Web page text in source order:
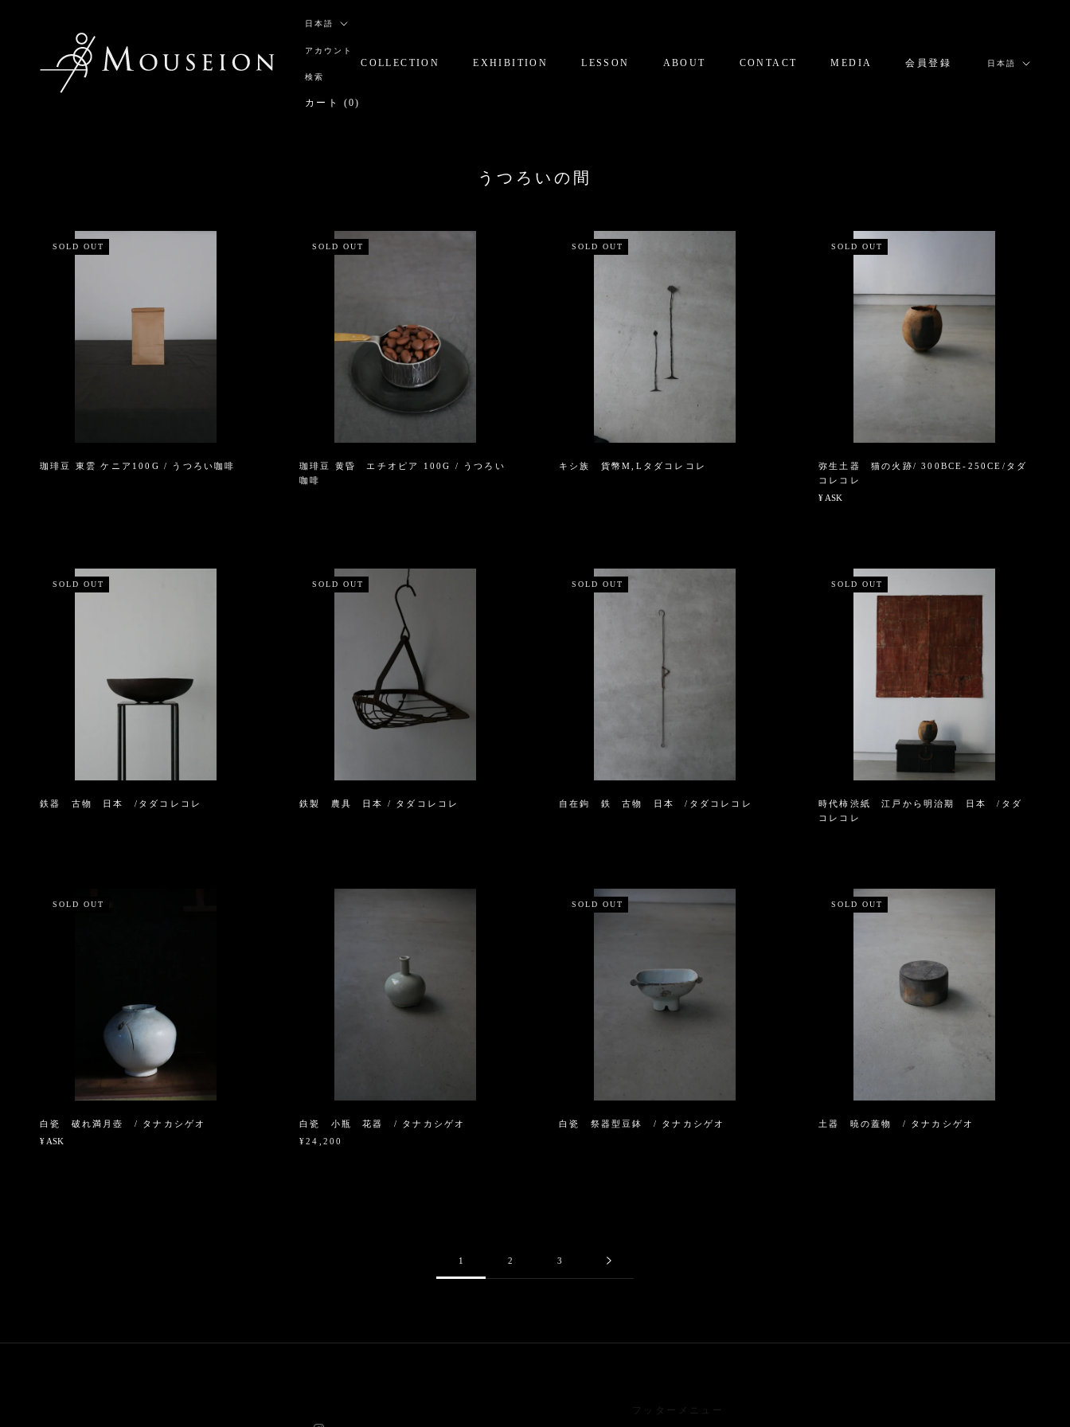
言
日本語
アカウント
検索
カート (0)
COLLECTION EXHIBITION LESSON ABOUT CONTACT MEDIA 会員登録
言
日本語
うつろいの間
SOLD OUT
珈琲豆 東雲 ケニア100G / うつろい咖啡
SOLD OUT
珈琲豆 黄昏 エチオピア 100G / うつろい
咖啡
SOLD OUT
キシ族 貨幣M,Lタダコレコレ
SOLD OUT
弥生土器 猫の火跡/ 300BCE-250CE/タダ
コレコレ
¥ ASK
SOLD OUT
鉄器 古物 日本 /タダコレコレ
SOLD OUT
鉄製 農具 日本 / タダコレコレ
SOLD OUT
自在鉤 鉄 古物 日本 /タダコレコレ
SOLD OUT
時代柿渋紙 江戸から明治期 日本 /タダ
コレコレ
SOLD OUT
白瓷 破れ満月壺 / タナカシゲオ
¥ ASK
白瓷 小瓶 花器 / タナカシゲオ
¥24,200
SOLD OUT
白瓷 祭器型豆鉢 / タナカシゲオ
SOLD OUT
土器 暁の蓋物 / タナカシゲオ
1 2 3
フッターメニュー